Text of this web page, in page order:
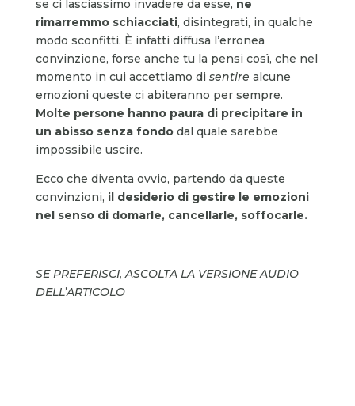
se ci lasciassimo invadere da esse, ne
rimarremmo schiacciati, disintegrati, in qualche
modo sconfitti. È infatti diffusa l’erronea
convinzione, forse anche tu la pensi così, che nel
momento in cui accettiamo di sentire alcune
emozioni queste ci abiteranno per sempre.
Molte persone hanno paura di precipitare in
un abisso senza fondodal quale sarebbe
impossibile uscire.
Ecco che diventa ovvio, partendo da queste
convinzioni, il desiderio di gestire le emozioni
nel senso di domarle, cancellarle, soffocarle.
SE PREFERISCI, ASCOLTA LA VERSIONE AUDIO
DELL’ARTICOLO